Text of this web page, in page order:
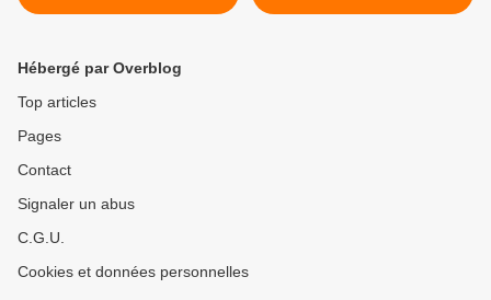
Hébergé par Overblog
Top articles
Pages
Contact
Signaler un abus
C.G.U.
Cookies et données personnelles